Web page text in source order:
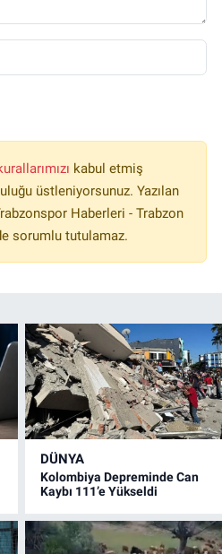
kabul etmiş
üstleniyorsunuz. Yazılan
Haberleri - Trabzon
sorumlu tutulamaz.
DÜNYA
Kolombiya Depreminde Can
Kaybı 111’e Yükseldi